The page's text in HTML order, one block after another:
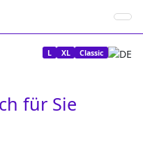
L XL Classic
für Sie